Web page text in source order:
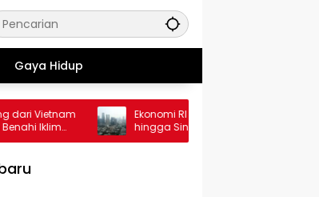
Gaya Hidup
Vietnam
Iklim
Ekonomi RI Kalah Kencang dari Vietnam
hingga Singapura, Apa Penyebabnya?